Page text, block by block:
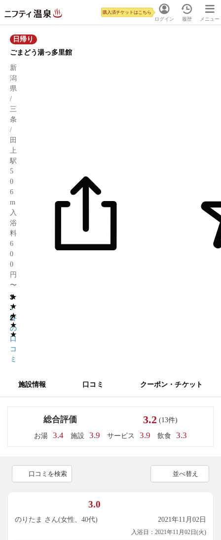
ログイン
購入済チケットはこちら
履歴 メニュー
日帰り
ごまどう湯っ多里館
新
潟
県
/
三
条
/
田
上
駅
5
0
6
m
入
浴
料
6
0
0
円
〜
★
★
★
★
★
3
.
2
1
3
件
の
口
コ
ミ
施設情報 口コミ クーポン・チケット
総合評価 3.2 (13件)
お湯 3.4 施設 3.9 サービス 3.9 飲食 3.3
口コミを検索 並べ替え
3.0
のりたま さん(女性、40代) 2021年11月02日
入浴日：2021年11月02日(火)